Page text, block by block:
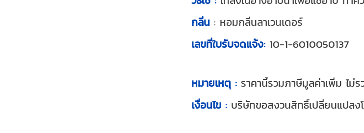
กลิ่น : หอมกลิ่นลาเวนเดอร์
เลขที่ใบรับจดแจ้ง: 10-1-6010050137
หมายเหตุ : ราคานี้รวมภาษีมูลค่าเพิ่ม ไม่
เงื่อนไข :บริษัทขอสงวนสิทธิ์เปลี่ยนแปลง